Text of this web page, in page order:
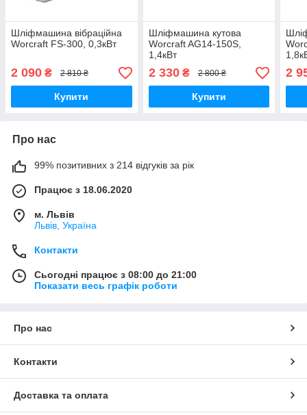
Шліфмашина вібраційна
Worcraft FS-300, 0,3кВт
2 090 ₴ 2 810 ₴
Купити
Шліфмашина кутова
Worcraft AG14-150S,
1,4кВт
2 330₴ 2 800 ₴
Купити
2
Про нас
99% позитивних з 214 відгуків за рік
Працює з 18.06.2020
м. Львів
Львів, Україна
Контакти
Сьогодні працює з 08:00 до 21:00
Показати весь графік роботи
Про нас
Контакти
Доставка та оплата